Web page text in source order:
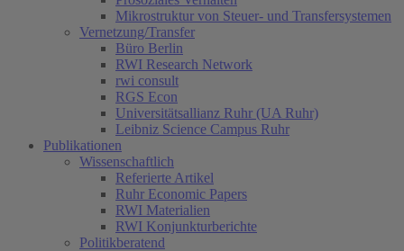
Mikrostruktur von Steuer- und Transfersystemen
Vernetzung/Transfer
Büro Berlin
RWI Research Network
rwi consult
RGS Econ
Universitätsallianz Ruhr (UA Ruhr)
Leibniz Science Campus Ruhr
Publikationen
Wissenschaftlich
Referierte Artikel
Ruhr Economic Papers
RWI Materialien
RWI Konjunkturberichte
Politikberatend